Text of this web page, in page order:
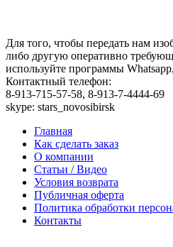
Для того, чтобы передать нам
либо другую оперативно
используйте программы
Контактный телефон:
8-913-715-57-58, 8-913-7-4444-69
skype: stars_novosibirsk
Главная
Как сделать заказ
О компании
Статьи / Видео
Условия возврата
Публичная оферта
Политика обработки
Контакты